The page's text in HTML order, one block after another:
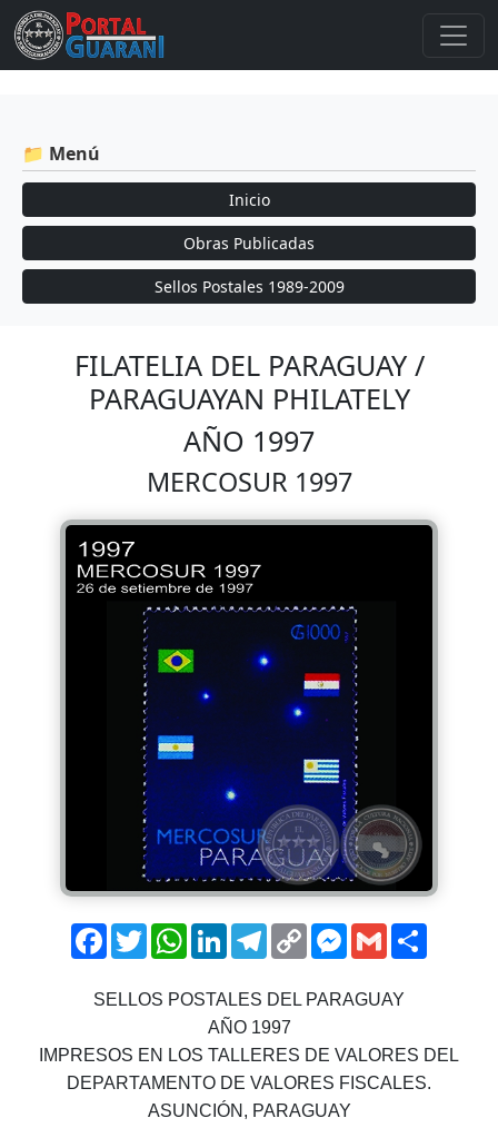
📁 Menú
Inicio
Obras Publicadas
Sellos Postales 1989-2009
FILATELIA DEL PARAGUAY /
PARAGUAYAN PHILATELY
AÑO 1997
MERCOSUR 1997
Facebook
TwitterWhatsApp
LinkedInTelegram
Copy
Link
Messenger
Gmail
SELLOS POSTALES DEL PARAGUAY
AÑO 1997
IMPRESOS EN LOS TALLERES DE VALORES DEL
DEPARTAMENTO DE VALORES FISCALES.
ASUNCIÓN, PARAGUAY